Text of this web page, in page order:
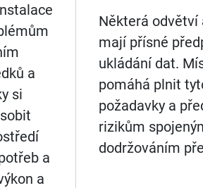
a
si
a
a
Některá odvětví
mají přísné
ukládání dat.
pomáhá plnit
požadavky a
rizikům
dodržováním